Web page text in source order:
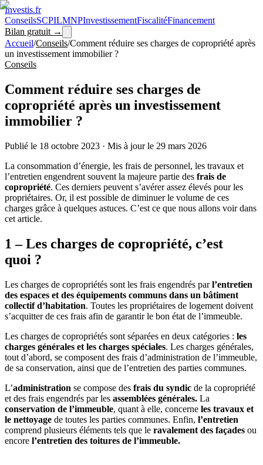
Investis.fr
ConseilsSCPILMNPInvestissementFiscalitéFinancement
Bilan gratuit →
Accueil/Conseils/Comment réduire ses charges de copropriété après
un investissement immobilier ?
Conseils
Comment réduire ses charges de
copropriété après un investissement
immobilier ?
Publié le 18 octobre 2023 · Mis à jour le 29 mars 2026
La consommation d’énergie, les frais de personnel, les travaux et
l’entretien engendrent souvent la majeure partie des frais de
copropriété. Ces derniers peuvent s’avérer assez élevés pour les
propriétaires. Or, il est possible de diminuer le volume de ces
charges grâce à quelques astuces. C’est ce que nous allons voir dans
cet article.
1 – Les charges de copropriété, c’est
quoi ?
Les charges de copropriétés sont les frais engendrés parl’entretien
des espaces et des équipements communs dans un bâtiment
collectif d’habitation. Toutes les propriétaires de logement doivent
s’acquitter de ces frais afin de garantir le bon état de l’immeuble.
Les charges de copropriétés sont séparées en deux catégories : les
charges générales et les charges spéciales. Les charges générales,
tout d’abord, se composent des frais d’administration de l’immeuble,
de sa conservation, ainsi que de l’entretien des parties communes.
L’administration se compose des frais du syndic de la copropriété
et des frais engendrés par les assemblées générales. La
conservation de l’immeuble, quant à elle, concerne les travaux et
le nettoyage de toutes les parties communes. Enfin, l’entretien
comprend plusieurs éléments tels que le ravalement des façades ou
encore l’entretien des toitures de l’immeuble.